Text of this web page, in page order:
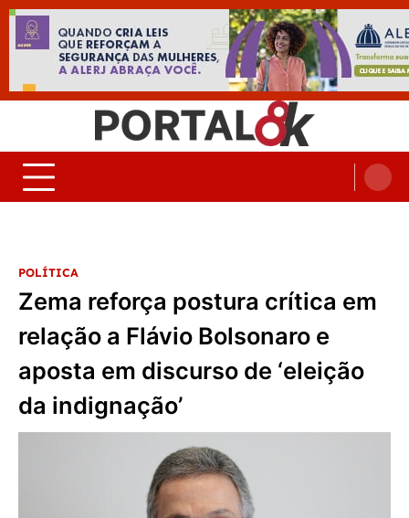
content
Portal 8K – Seu portal de
POLÍTICA
Zema reforça postura crítica em
relação a Flávio Bolsonaro e
aposta em discurso de ‘eleição
da indignação’